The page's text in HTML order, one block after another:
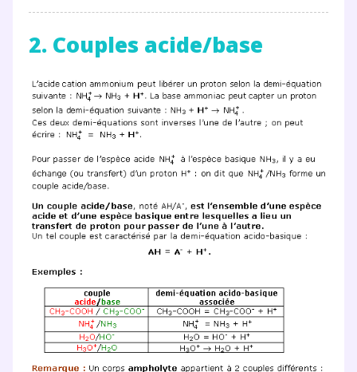
2. Couples acide/base